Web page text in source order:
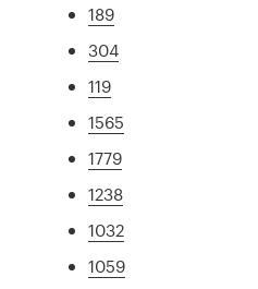
189
304
119
1565
1779
1238
1032
1059